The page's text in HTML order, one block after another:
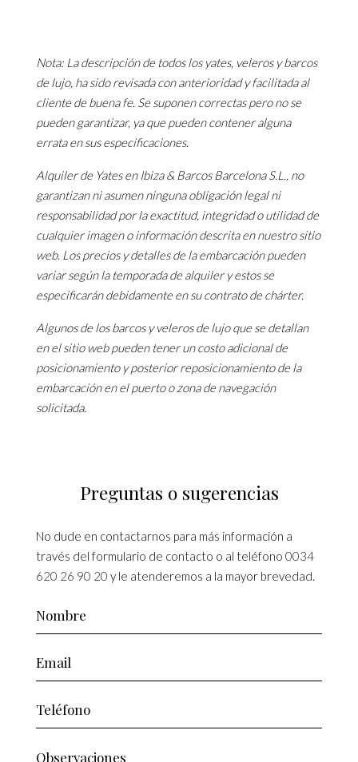
Nota: La descripción de todos los yates, veleros y barcos
de lujo, ha sido revisada con anterioridad y facilitada al
cliente de buena fe. Se suponen correctas pero no se
pueden garantizar, ya que pueden contener alguna
errata en sus especificaciones.
Alquiler de Yates en Ibiza & Barcos Barcelona S.L., no
garantizan ni asumen ninguna obligación legal ni
responsabilidad por la exactitud, integridad o utilidad de
cualquier imagen o información descrita en nuestro sitio
web. Los precios y detalles de la embarcación pueden
variar según la temporada de alquiler y estos se
especificarán debidamente en su contrato de chárter.
Algunos de los barcos y veleros de lujo que se detallan
en el sitio web pueden tener un costo adicional de
posicionamiento y posterior reposicionamiento de la
embarcación en el puerto o zona de navegación
solicitada.
Preguntas o sugerencias
No dude en contactarnos para más información a
través del formulario de contacto o al teléfono 0034
620 26 90 20 y le atenderemos a la mayor brevedad.